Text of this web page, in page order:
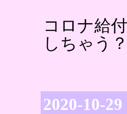
コロナ給
しちゃう
2020-10-